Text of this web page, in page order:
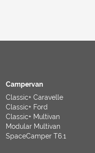
Campervan
Classic+ Caravelle
Classic+ Ford
Classic+ Multivan
Modular Multivan
SpaceCamper T6.1